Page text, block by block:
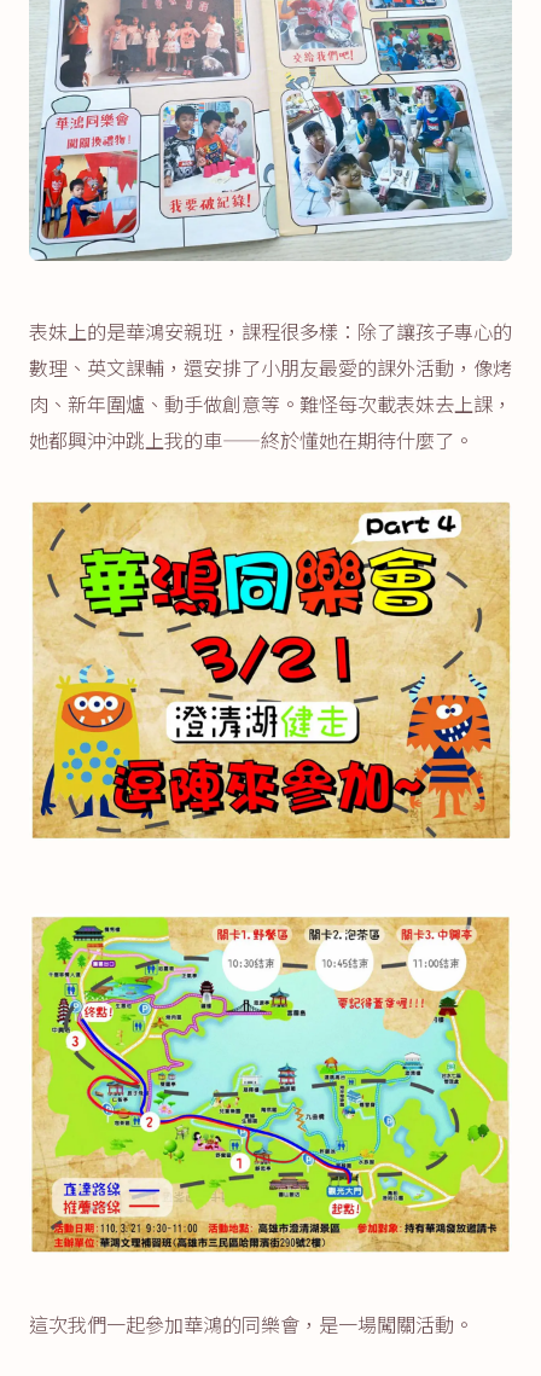
表妹上的是華鴻安親班，課程很多樣：除了讓孩子專心的
數理、英文課輔，還安排了小朋友最愛的課外活動，像烤
肉、新年圍爐、動手做創意等。難怪每次載表妹去上課，
她都興沖沖跳上我的車——終於懂她在期待什麼了。
這次我們一起參加華鴻的同樂會，是一場闖關活動。